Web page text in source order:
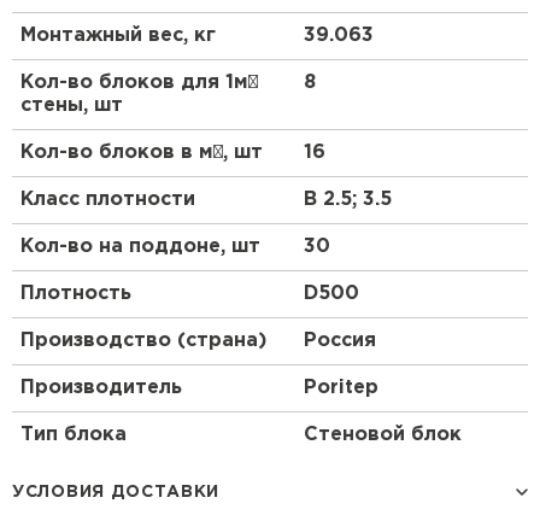
надежность конструкций.
Какие размеры имеет газоблок D500
625х500х200?
Газоблок D500 625х500х200 имеет следующие
размеры: длина – 625 мм, ширина – 500 мм, высота
– 200 мм. Эти размеры делают его удобным для
использования в различных строительных
проектах.
Применение
Где можно использовать газоблоки?
Газоблоки широко применяются в строительстве
жилых и коммерческих зданий. Они идеально
подходят для возведения наружных и внутренних
звукоизоляции помещений.
Монтажный вес, кг 39.063
Кол-во блоков для 1м²
стены, шт
8
Кол-во блоков в м³, шт 16
Класс плотности B 2.5; 3.5
Кол-во на поддоне, шт 30
Плотность D500
Производство (страна) Россия
Производитель Poritep
Тип блока Стеновой блок
УСЛОВИЯ ДОСТАВКИ